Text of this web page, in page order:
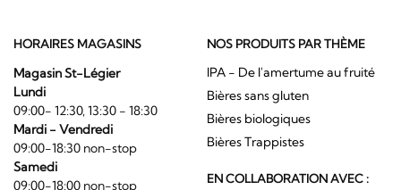
HORAIRES MAGASINS
Magasin St-Légier
Lundi
09:00- 12:30, 13:30 - 18:30
Mardi - Vendredi
09:00-18:30 non-stop
Samedi
09:00-18:00 non-stop
NOS PRODUITS PAR THÈME
IPA - De l'amertume au fruité
Bières sans gluten
Bières biologiques
Bières Trappistes
EN COLLABORATION AVEC :